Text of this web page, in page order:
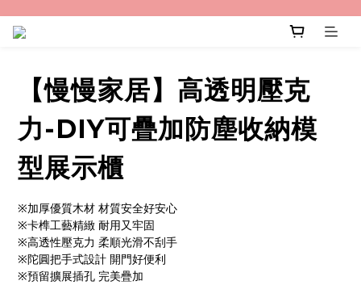
【慢慢家居】高透明壓克
力-DIY可疊加防塵收納模
型展示櫃
※加厚優質木材 材質安全好安心
※卡榫工藝精緻 耐用又牢固
※高透性壓克力 柔順光滑不刮手
※陀圓把手式設計 開門好便利
※預留擴展插孔 完美疊加